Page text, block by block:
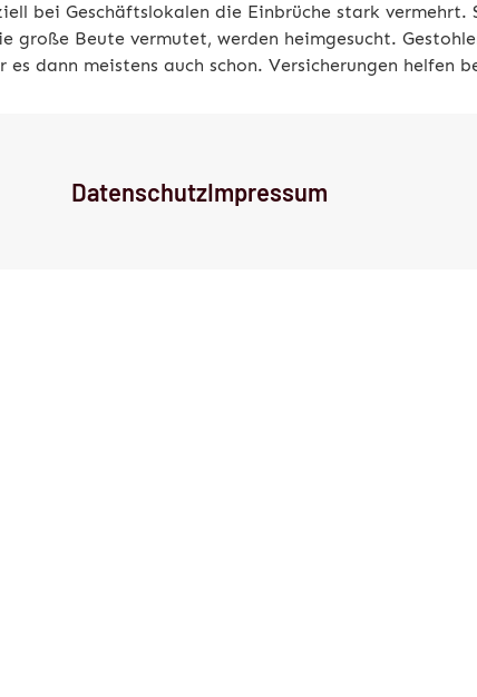
bei Geschäftslokalen die Einbrüche stark vermehrt.
große Beute vermutet, werden heimgesucht.
dann meistens auch schon. Versicherungen helfen
DatenschutzImpressum